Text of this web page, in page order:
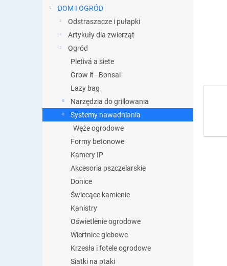
DOM I OGRÓD
Odstraszacze i pułapki
Artykuły dla zwierząt
Ogród
Pletivá a siete
Grow it - Bonsai
Lazy bag
Narzędzia do grillowania
Systemy nawadniania
Węże ogrodowe
Formy betonowe
Kamery IP
Akcesoria pszczelarskie
Donice
Świecące kamienie
Kanistry
Oświetlenie ogrodowe
Wiertnice glebowe
Krzesła i fotele ogrodowe
Siatki na ptaki